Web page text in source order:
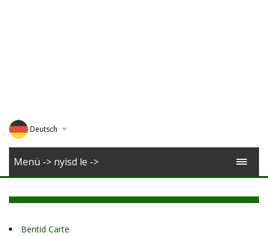
Deutsch
English
Menü -> nyisd le ->
Bentid Carte